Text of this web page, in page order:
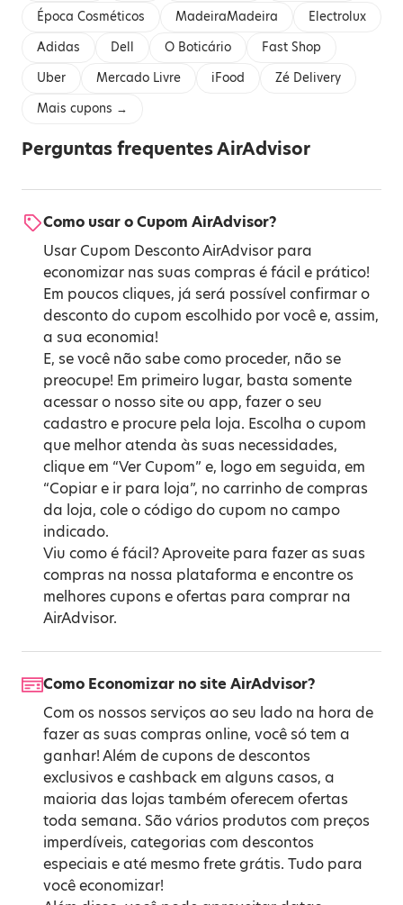
Época Cosméticos
MadeiraMadeira
Electrolux
Adidas
Dell O Boticário
Fast Shop
Uber
Mercado Livre iFood
Zé Delivery
Mais cupons →
Perguntas frequentes AirAdvisor
Como usar o Cupom AirAdvisor?
Usar Cupom Desconto AirAdvisor para
economizar nas suas compras é fácil e prático!
Em poucos cliques, já será possível confirmar o
desconto do cupom escolhido por você e, assim,
a sua economia!
E, se você não sabe como proceder, não se
preocupe! Em primeiro lugar, basta somente
acessar o nosso site ou app, fazer o seu
cadastro e procure pela loja. Escolha o cupom
que melhor atenda às suas necessidades,
clique em “Ver Cupom” e, logo em seguida, em
“Copiar e ir para loja”, no carrinho de compras
da loja, cole o código do cupom no campo
indicado.
Viu como é fácil? Aproveite para fazer as suas
compras na nossa plataforma e encontre os
melhores cupons e ofertas para comprar na
AirAdvisor.
Como Economizar no site AirAdvisor?
Com os nossos serviços ao seu lado na hora de
fazer as suas compras online, você só tem a
ganhar! Além de cupons de descontos
exclusivos e cashback em alguns casos, a
maioria das lojas também oferecem ofertas
toda semana. São vários produtos com preços
imperdíveis, categorias com descontos
especiais e até mesmo frete grátis. Tudo para
você economizar!